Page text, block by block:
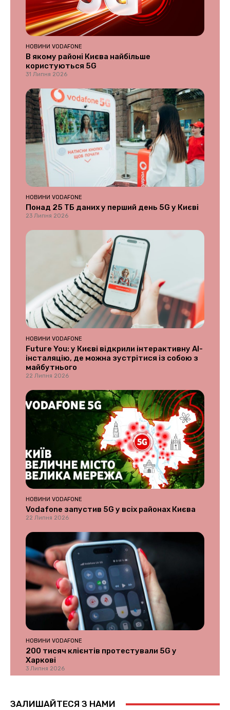
НОВИНИ VODAFONE
В якому районі Києва найбільше
користуються 5G
31 Липня 2026
НОВИНИ VODAFONE
Понад 25 ТБ даних у перший день 5G у Києві
23 Липня 2026
НОВИНИ VODAFONE
Future You: у Києві відкрили інтерактивну AI-
інсталяцію, де можна зустрітися із собою з
майбутнього
22 Липня 2026
НОВИНИ VODAFONE
Vodafone запустив 5G у всіх районах Києва
22 Липня 2026
НОВИНИ VODAFONE
200 тисяч клієнтів протестували 5G у
Харкові
3 Липня 2026
ЗАЛИШАЙТЕСЯ З НАМИ